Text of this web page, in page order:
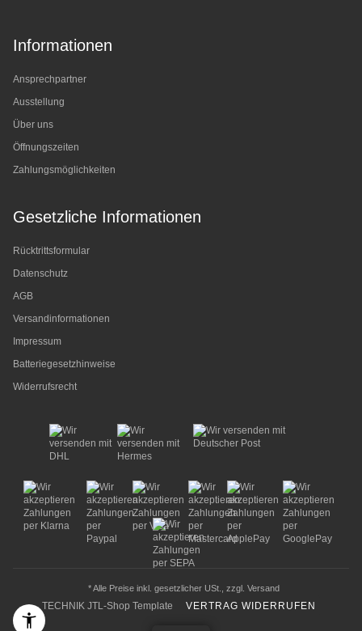
Informationen
Ansprechpartner
Ausstellung
Über uns
Öffnungszeiten
Zahlungsmöglichkeiten
Gesetzliche Informationen
Rücktrittsformular
Datenschutz
AGB
Versandinformationen
Impressum
Batteriegesetzhinweise
Widerrufsrecht
* Alle Preise inkl. gesetzlicher USt., zzgl. Versand
TECHNIK JTL-Shop Template VERTRAG WIDERRUFEN